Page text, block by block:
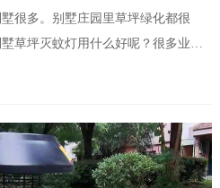
很多。别墅庄园里草坪绿化都很
草坪灭蚊灯用什么好呢？很多业主
灯。